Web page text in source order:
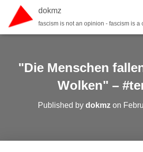
dokmz
fascism is not an opinion - fascism is a
"Die Menschen
Wolken" –
Published by dokmzon